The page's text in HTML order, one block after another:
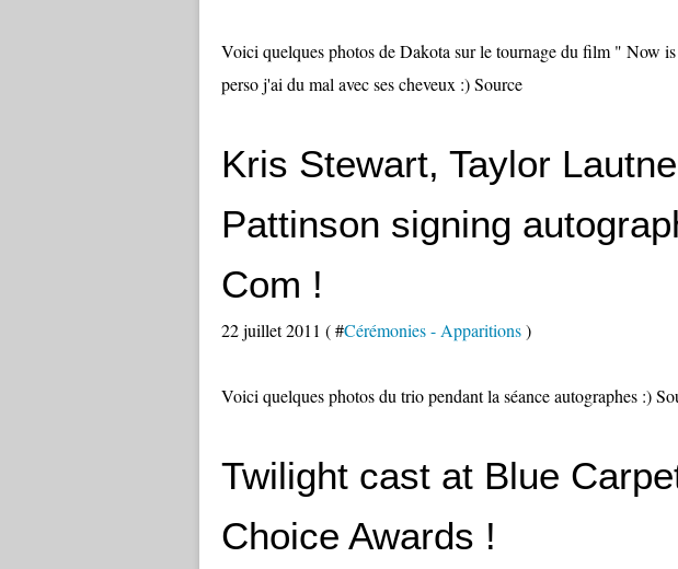
Voici quelques photos de Dakota sur le tournage du film " Now
perso j'ai du mal avec ses cheveux :) Source
Kris Stewart, Taylor
Pattinson signing
Com !
22 juillet 2011 ( #Cérémonies - Apparitions)
Voici quelques photos du trio pendant la séance autographes :)
Twilight cast at Blue
Choice Awards !